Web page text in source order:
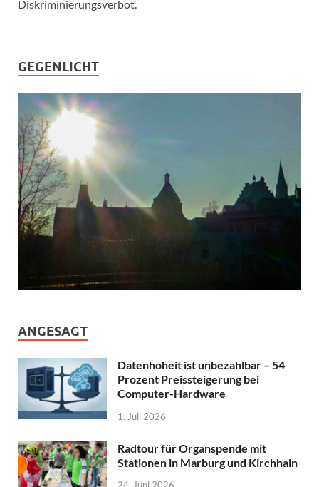
Diskriminierungsverbot.
GEGENLICHT
ANGESAGT
Datenhoheit ist unbezahlbar – 54
Prozent Preissteigerung bei
Computer-Hardware
1. Juli 2026
Radtour für Organspende mit
Stationen in Marburg und Kirchhain